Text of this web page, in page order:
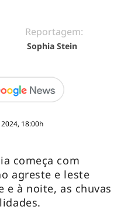
Reportagem:
Sophia Stein
18:00h
começa com
agreste e leste
e à noite, as chuvas